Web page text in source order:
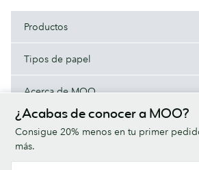
¿Acabas de conocer a MOO?
Consigue 20% menos en tu primer
más.
Productos
Tipos de papel
Acerca de MOO